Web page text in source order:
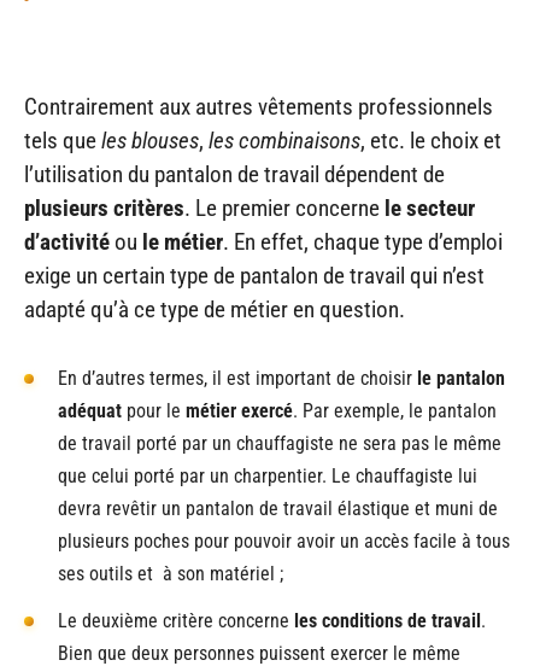
Contrairement aux autres vêtements professionnels
tels quelesblouses, les combinaisons, etc. le choix et
l’utilisation du pantalon de travail dépendent de
plusieurs critères. Le premier concerne le secteur
d’activité ou le métier. En effet, chaque type d’emploi
exige un certain type de pantalon de travail qui n’est
adapté qu’à ce type de métier en question.
En d’autres termes, il est important de choisir le pantalon
adéquat pour le métier exercé. Par exemple, le pantalon
de travail porté par un chauffagiste ne sera pas le même
que celui porté par un charpentier. Le chauffagiste lui
devra revêtir un pantalon de travail élastique et muni de
plusieurs poches pour pouvoir avoir un accès facile à tous
ses outils et à son matériel ;
Le deuxième critère concerne les conditions de travail.
Bien que deux personnes puissent exercer le même